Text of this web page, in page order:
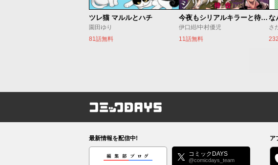
ツレ猫 マルルとハチ
園田ゆり
81話無料
今夜もシリアルキラーと待ち合わせ
伊口紺/中村優児
11話無料
な
さ
コミックDAYS
最新情報を配信中!
編集部ブログ コミックDAYS
@comicdays_team
ア